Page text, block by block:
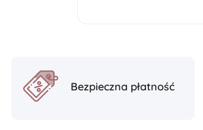
Bezpieczna płatność